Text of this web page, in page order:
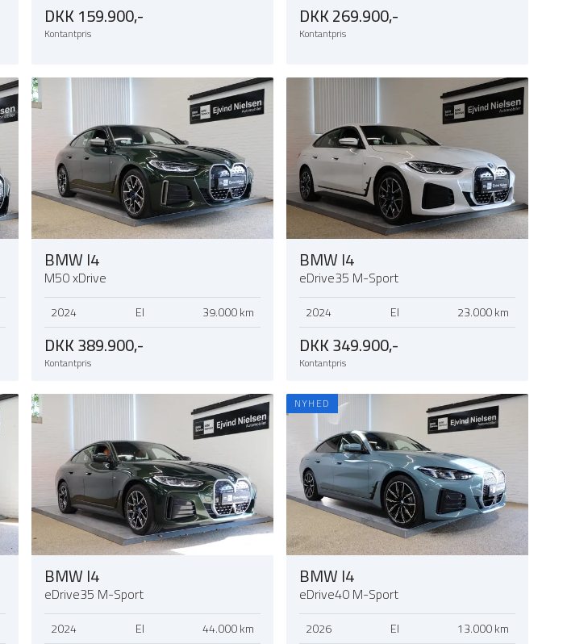
DKK 159.900,-
Kontantpris
DKK 269.900,-
Kontantpris
BMW I4
M50 xDrive
2024 El 39.000 km
DKK 389.900,-
Kontantpris
BMW I4
eDrive35 M-Sport
2024 El 23.000 km
DKK 349.900,-
Kontantpris
BMW I4
eDrive35 M-Sport
2024 El 44.000 km
NYHED
BMW I4
eDrive40 M-Sport
2026 El 13.000 km